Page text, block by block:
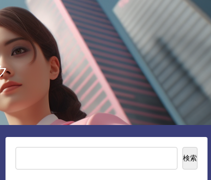
検索